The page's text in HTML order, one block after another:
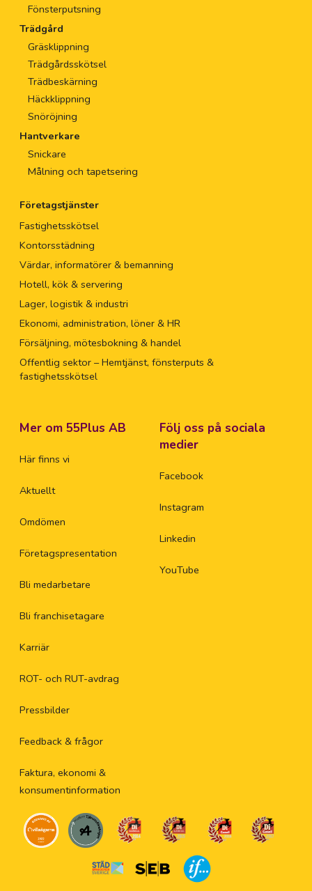
Fönsterputsning
Trädgård
Gräsklippning
Trädgårdsskötsel
Trädbeskärning
Häckklippning
Snöröjning
Hantverkare
Snickare
Målning och tapetsering
Företagstjänster
Fastighetsskötsel
Kontorsstädning
Värdar, informatörer & bemanning
Hotell, kök & servering
Lager, logistik & industri
Ekonomi, administration, löner & HR
Försäljning, mötesbokning & handel
Offentlig sektor – Hemtjänst, fönsterputs &
fastighetsskötsel
Mer om 55Plus AB
Här finns vi
Aktuellt
Omdömen
Företagspresentation
Bli medarbetare
Bli franchisetagare
Karriär
ROT- och RUT-avdrag
Pressbilder
Feedback & frågor
Faktura, ekonomi &
konsumentinformation
Följ oss på sociala
medier
Facebook
Instagram
Linkedin
YouTube